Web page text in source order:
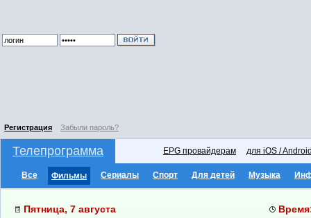
Регистрация Забыли пароль?
Телепрограмма EPG провайдерам для iOS /
Все Фильмы Сериалы Спорт Для детей Музыка
Пятница, 7 августа